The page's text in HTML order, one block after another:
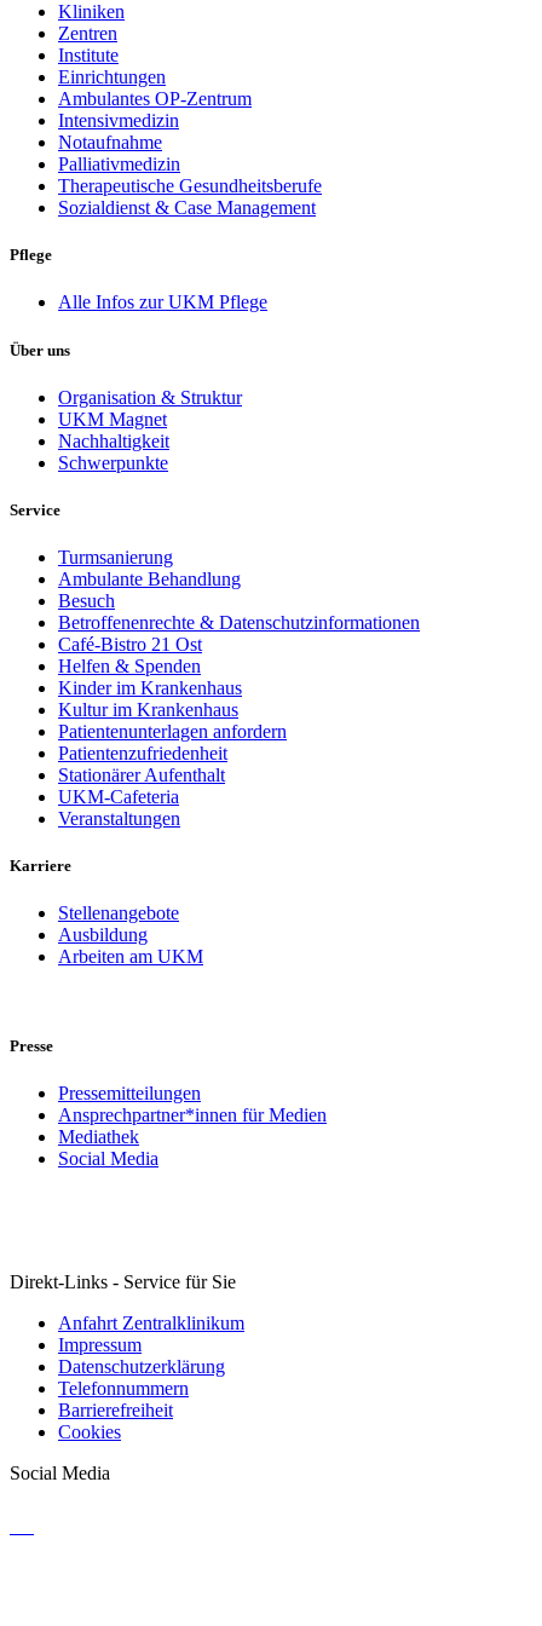
Kliniken
Zentren
Institute
Einrichtungen
Ambulantes OP-Zentrum
Intensivmedizin
Notaufnahme
Palliativmedizin
Therapeutische Gesundheitsberufe
Sozialdienst & Case Management
Pflege
Alle Infos zur UKM Pflege
Über uns
Organisation & Struktur
UKM Magnet
Nachhaltigkeit
Schwerpunkte
Service
Turmsanierung
Ambulante Behandlung
Besuch
Betroffenenrechte & Datenschutzinformationen
Café-Bistro 21 Ost
Helfen & Spenden
Kinder im Krankenhaus
Kultur im Krankenhaus
Patientenunterlagen anfordern
Patientenzufriedenheit
Stationärer Aufenthalt
UKM-Cafeteria
Veranstaltungen
Karriere
Stellenangebote
Ausbildung
Arbeiten am UKM
Presse
Pressemitteilungen
Ansprechpartner*innen für Medien
Mediathek
Social Media
Direkt-Links - Service für Sie
Anfahrt Zentralklinikum
Impressum
Datenschutzerklärung
Telefonnummern
Barrierefreiheit
Cookies
Social Media